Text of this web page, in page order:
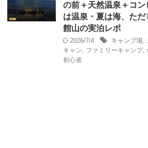
の前＋天然温泉＋コ
は温泉・夏は海、ただ
館山の実泊レポ
2026/7/4 キャンプ場,
キャン, ファミリーキャンプ,
初心者